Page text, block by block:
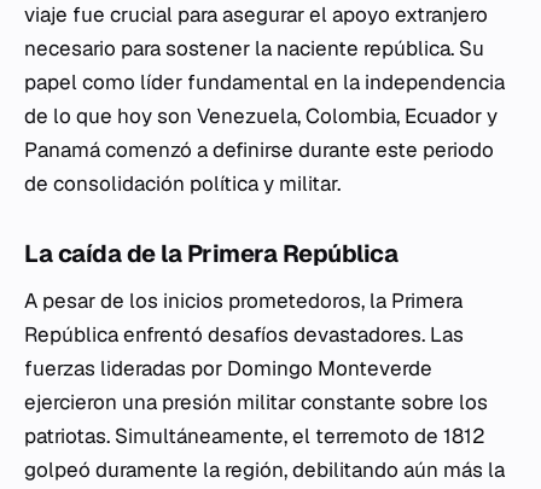
viaje fue crucial para asegurar el apoyo extranjero
necesario para sostener la naciente república. Su
papel como líder fundamental en la independencia
de lo que hoy son Venezuela, Colombia, Ecuador y
Panamá comenzó a definirse durante este periodo
de consolidación política y militar.
La caída de la Primera República
A pesar de los inicios prometedoros, la Primera
República enfrentó desafíos devastadores. Las
fuerzas lideradas por Domingo Monteverde
ejercieron una presión militar constante sobre los
patriotas. Simultáneamente, el terremoto de 1812
golpeó duramente la región, debilitando aún más la